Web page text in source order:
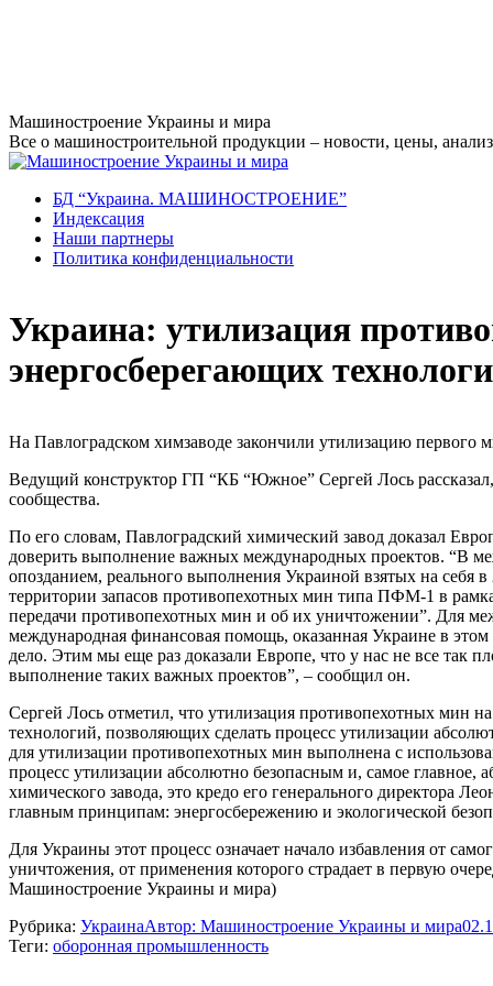
Перейти
к
содержанию
Машиностроение Украины и мира
Все о машиностроительной продукции – новости, цены,
БД “Украина. МАШИНОСТРОЕНИЕ”
Индекcация
Наши партнеры
Политика конфиденциальности
Украина: утилизация
энергосберегающих
На Павлоградском химзаводе закончили утилизацию
Ведущий конструктор ГП “КБ “Южное” Сергей Лось
сообщества.
По его словам, Павлоградский химический завод доказал
доверить выполнение важных международных проектов. “В
опозданием, реального выполнения Украиной взятых на себя
территории запасов противопехотных мин типа ПФМ-1 в
передачи противопехотных мин и об их уничтожении”. Для
международная финансовая помощь, оказанная Украине в
дело. Этим мы еще раз доказали Европе, что у нас не все так
выполнение таких важных проектов”, – сообщил он.
Сергей Лось отметил, что утилизация противопехотных мин
технологий, позволяющих сделать процесс утилизации
для утилизации противопехотных мин выполнена с
процесс утилизации абсолютно безопасным и, самое главное,
химического завода, это кредо его генерального директора
главным принципам: энергосбережению и экологической
Для Украины этот процесс означает начало избавления от
уничтожения, от применения которого страдает в первую
Машиностроение Украины и мира)
Рубрика: УкраинаАвтор: Машиностроение Украины и мира
Теги: оборонная промышленность